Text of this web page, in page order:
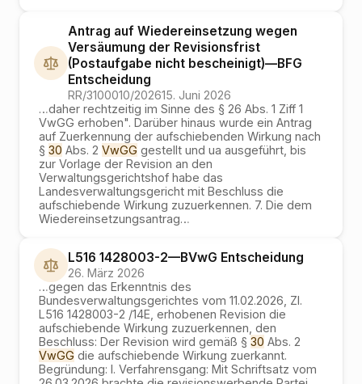
Antrag auf Wiedereinsetzung wegen
Versäumung der Revisionsfrist
(Postaufgabe nicht bescheinigt)—BFG
Entscheidung
RR/3100010/202615. Juni 2026
…daher rechtzeitig im Sinne des § 26 Abs. 1 Ziff 1
VwGG erhoben". Darüber hinaus wurde ein Antrag
auf Zuerkennung der aufschiebenden Wirkung nach
§ 30 Abs. 2 VwGG gestellt und ua ausgeführt, bis
zur Vorlage der Revision an den
Verwaltungsgerichtshof habe das
Landesverwaltungsgericht mit Beschluss die
aufschiebende Wirkung zuzuerkennen. 7. Die dem
Wiedereinsetzungsantrag…
L516 1428003-2—BVwG Entscheidung
26. März 2026
…gegen das Erkenntnis des
Bundesverwaltungsgerichtes vom 11.02.2026, Zl.
L516 1428003-2 /14E, erhobenen Revision die
aufschiebende Wirkung zuzuerkennen, den
Beschluss: Der Revision wird gemäß § 30 Abs. 2
VwGG die aufschiebende Wirkung zuerkannt.
Begründung: I. Verfahrensgang: Mit Schriftsatz vom